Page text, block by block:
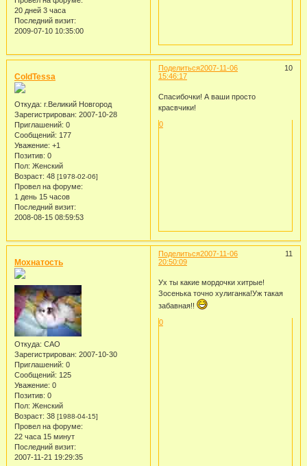
20 дней 3 часа
Последний визит:
2009-07-10 10:35:00
Поделиться 10
2007-11-06
15:46:17
ColdTessa
Откуда: г.Великий Новгород
Зарегистрирован: 2007-10-28
Приглашений: 0
Сообщений: 177
Уважение: +1
Позитив: 0
Пол: Женский
Возраст: 48 [1978-02-06]
Провел на форуме:
1 день 15 часов
Последний визит:
2008-08-15 08:59:53
Спасибочки! А ваши просто
красвчики!
0
Поделиться 11
2007-11-06
20:50:09
Мохнатость
Откуда: САО
Зарегистрирован: 2007-10-30
Приглашений: 0
Сообщений: 125
Уважение: 0
Позитив: 0
Пол: Женский
Возраст: 38 [1988-04-15]
Провел на форуме:
22 часа 15 минут
Последний визит:
2007-11-21 19:29:35
Ух ты какие мордочки хитрые!
Зосенька точно хулиганка!Уж такая
забавная!!
0